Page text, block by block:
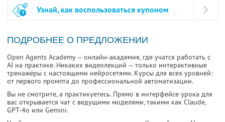
Узнай, как воспользоваться купоном
ПОДРОБНЕЕ О ПРЕДЛОЖЕНИИ
Open Agents Academy — онлайн-академия, где учатся работать с
AI на практике. Никаких видеолекций — только интерактивные
тренажёры с настоящими нейросетями. Курсы для всех уровней:
от первого промпта до профессиональной автоматизации.
Вы не смотрите, а практикуетесь. Прямо в интерфейсе урока для
вас открывается чат с ведущими моделями, такими как Claude,
GPT-4o или Gemini.